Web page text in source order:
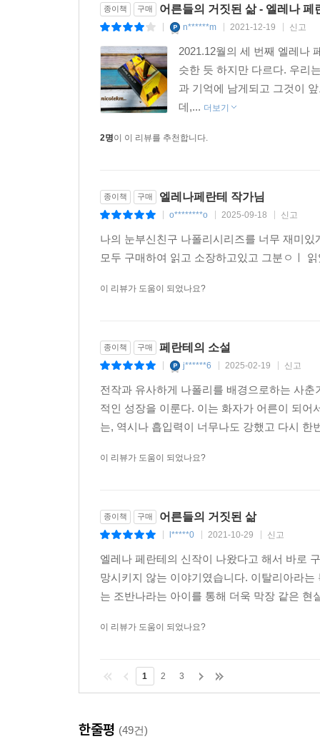
하지만 나폴리 윗동네에 신경이 날카로워진 어
정도로 매달리는 어머니를 이해하게 되는 과정을
조반나가 어른들의 허영과 위선을 파헤치며
부모님을 관찰하던 도중 아버지가 나폴리 ‘윗동
아버지가 그어놓은 경계에서 인위적인 면을
조롱한다.
여러 사건을 거쳐 성장하는 인물의 치밀한 심리
조반나가 악으로 대변되는 고모를 만나 그녀의
체험을 온몸으로 흡수하고 악을 받아들이는 독특
파고들며 세상에서 가장 잔혹하고 강렬한 사춘기
여성의 모습을 통해 여성 서사의 새로운 중심
방법으로 성장하는 『어른들의 거짓된 삶』은 페
첫사랑과 첫 경험을 향한 위험한 욕망
어른들의 세계를 경험한 조반나가 사춘기를 겪
강렬하다.
“나랑 엔초는 다 합해서 섹스를 열한 번 했어.
구석구석을 애무하고 혀로 핥아줬어. 나도 그이
밀어넣고는 두 손으로 내 엉덩이를 받쳤어. 한
번까지는 아니더라도 단 한 번이라도 해보지 못한
감지한다. 처음에는 고모를 다시 만나기 위해,
아버지가 집을 떠난 후 우울하게 하루하루를 보
종이책 구매 어른들의 거짓된 삶 - 엘레나 페
n******m 2021-12-19 신고
2021.12월의 세 번째 엘레나
슷한 듯 하지만 다르다. 우리
과 기억에 남게되고 그것이
데,... 더보기
2명이 이 리뷰를 추천합니다.
종이책 구매 엘레나페란테 작가님
o********o 2025-09-18 신고
나의 눈부신친구 나폴리시리즈를 너무 재미
모두 구매하여 읽고 소장하고있고 그분ㅇㅣ
이 리뷰가 도움이 되었나요?
종이책 구매 페란테의 소설
j******6 2025-02-19 신고
전작과 유사하게 나폴리를 배경으로하는 사
적인 성장을 이룬다. 이는 화자가 어른이 되
는, 역시나 흡입력이 너무나도 강했고 다시
이 리뷰가 도움이 되었나요?
종이책 구매 어른들의 거짓된 삶
l*****0 2021-10-29 신고
엘레나 페란테의 신작이 나왔다고 해서 바로
망시키지 않는 이야기였습니다. 이탈리아라
는 조반나라는 아이를 통해 더욱 막장 같은
이 리뷰가 도움이 되었나요?
1 2 3
한줄평 (49건)